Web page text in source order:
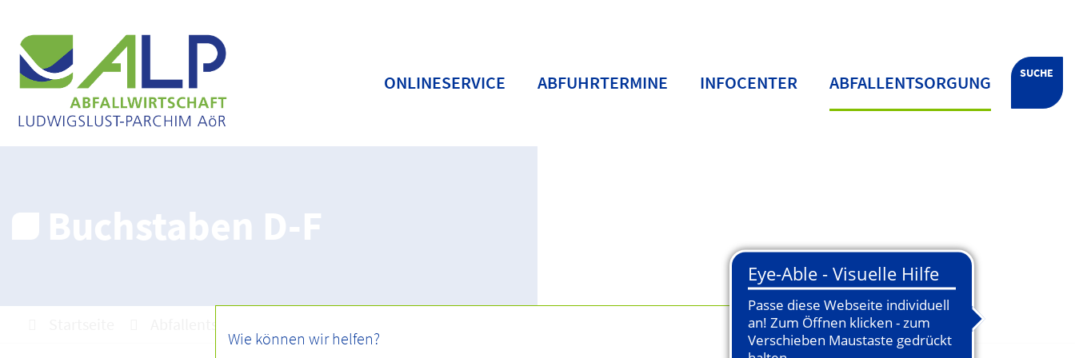
SUCHE
ONLINESERVICE ABFUHRTERMINE INFOCENTER ABFALLENTSORGUNG
Buchstaben D-F